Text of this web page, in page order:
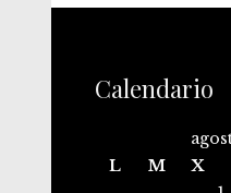
Calendario
L
M X